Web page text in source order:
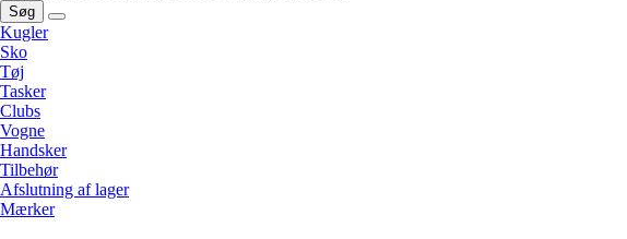
Søg
Kugler
Sko
Tøj
Tasker
Clubs
Vogne
Handsker
Tilbehør
Afslutning af lager
Mærker